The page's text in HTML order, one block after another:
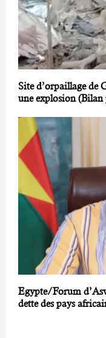
Site d’orpaillage de
une explosion
Egypte/Forum
dette des pays